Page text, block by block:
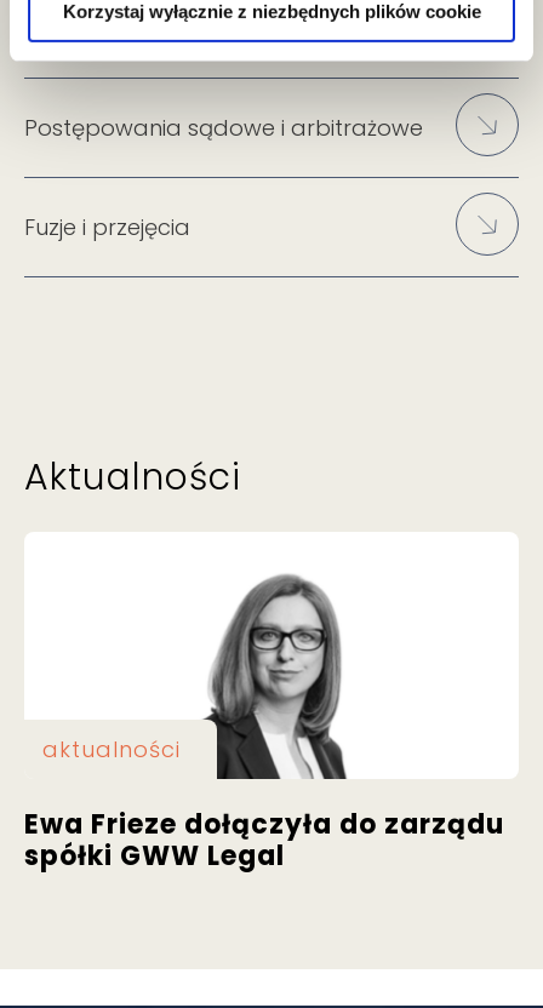
Korzystaj wyłącznie z niezbędnych plików cookie
Proces inwestycyjny
Postępowania sądowe i arbitrażowe
Fuzje i przejęcia
Aktualności
aktualności
Ewa Frieze dołączyła do zarządu
spółki GWW Legal